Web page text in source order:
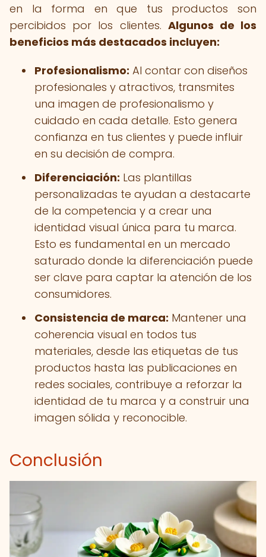
en la forma en que tus productos son
percibidos por los clientes. Algunos de los
beneficios más destacados incluyen:
Profesionalismo: Al contar con diseños
profesionales y atractivos, transmites
una imagen de profesionalismo y
cuidado en cada detalle. Esto genera
confianza en tus clientes y puede influir
en su decisión de compra.
Diferenciación: Las plantillas
personalizadas te ayudan a destacarte
de la competencia y a crear una
identidad visual única para tu marca.
Esto es fundamental en un mercado
saturado donde la diferenciación puede
ser clave para captar la atención de los
consumidores.
Consistencia de marca: Mantener una
coherencia visual en todos tus
materiales, desde las etiquetas de tus
productos hasta las publicaciones en
redes sociales, contribuye a reforzar la
identidad de tu marca y a construir una
imagen sólida y reconocible.
Conclusión